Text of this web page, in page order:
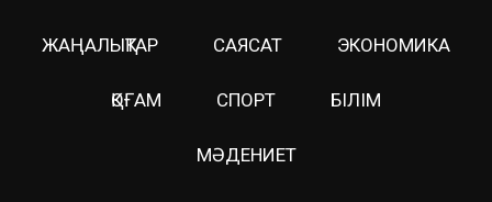
ЖАҢАЛЫҚТАР САЯСАТ ЭКОНОМИКА
ҚОҒАМ СПОРТ БІЛІМ
МӘДЕНИЕТ